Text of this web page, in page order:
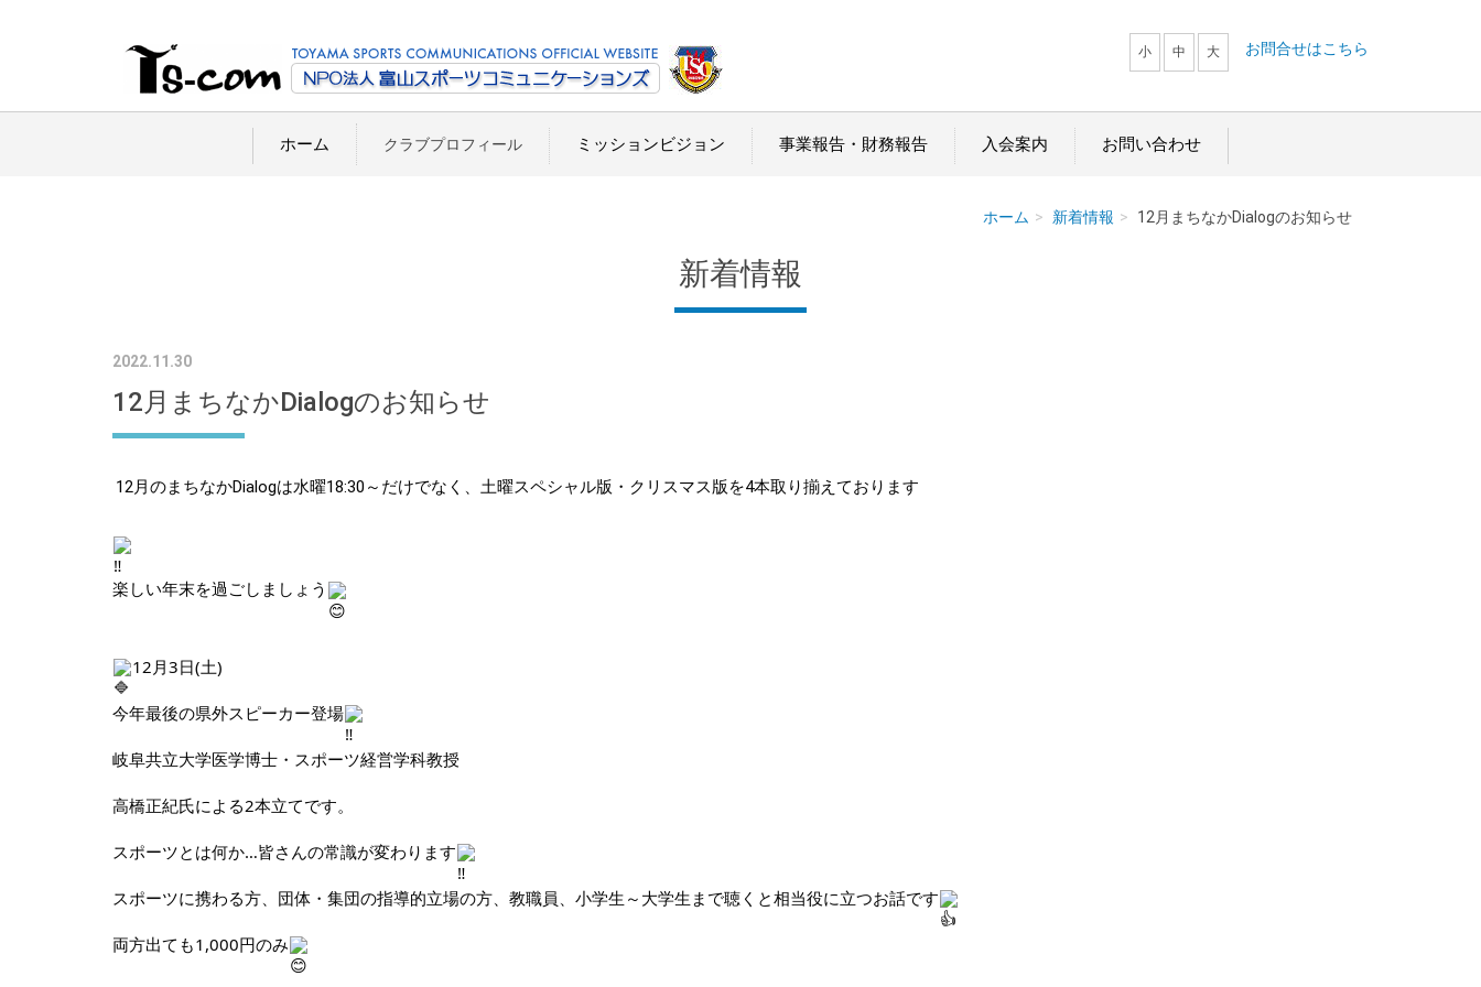
お問合せはこちら
小 中 大
ホーム クラブプロフィール ミッションビジョン 事業報告・財務報告 入会案内 お問い合わせ
ホーム 新着情報 12月まちなかDialogのお知らせ
新着情報
2022.11.30
12月まちなかDialogのお知らせ
12月のまちなかDialogは水曜18:30～だけでなく、土曜スペシャル版・クリスマス版を4本取り揃えております
楽しい年末を過ごしましょう
12月3日(土)
今年最後の県外スピーカー登場
岐阜共立大学医学博士・スポーツ経営学科教授
高橋正紀氏による2本立てです。
スポーツとは何か…皆さんの常識が変わります
スポーツに携わる方、団体・集団の指導的立場の方、教職員、小学生～大学生まで聴くと相当役に立つお話です
両方出ても1,000円のみ